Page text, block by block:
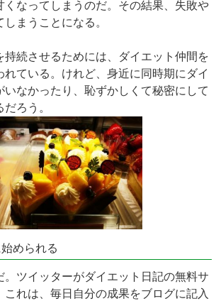
くなってしまうのだ。その結果、失敗や
まうことになる。
持続させるためには、ダイエット仲間を
れている。けれど、身近に同時期にダイ
いなかったり、恥ずかしくて秘密にして
ろう。
められる
。ツイッターがダイエット日記の無料サ
これは、毎日自分の成果をブログに記入